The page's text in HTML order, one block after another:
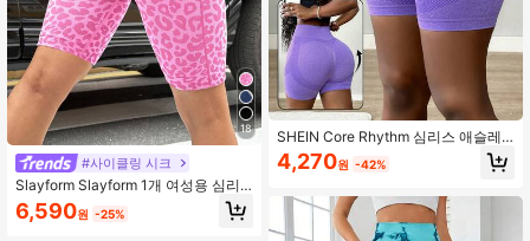
18
#사이클링 시크
Slayform Slayform 1개 여성용 심리
스 섹시 레오파드 프린트 3D 라인 스
포츠 쇼츠, 달리기, 피트니스, 요가, 사
6,590원 -25%
SHEIN Core Rhythm 심리스 애슬레
틱 쇼츠, 슬림핏 힙업 허리 슬리밍
4,270원 -42%